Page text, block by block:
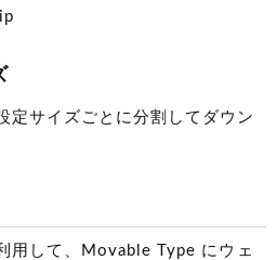
定サイズごとに分割してダウン
用して、Movable Type にウェ